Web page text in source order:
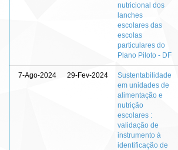
nutricional dos
lanches
escolares das
escolas
particulares do
Plano Piloto - DF
7-Ago-2024 29-Fev-2024
Sustentabilidade
em unidades de
alimentação e
nutrição
escolares :
validação de
instrumento à
identificação de